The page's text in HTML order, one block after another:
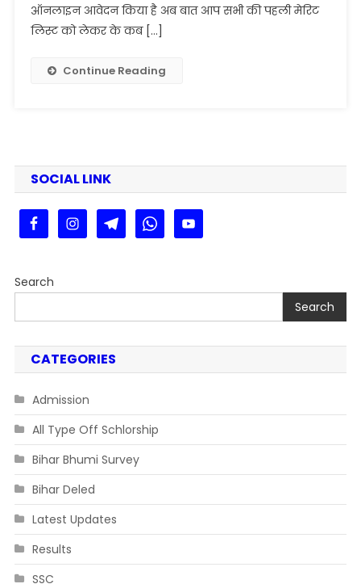
List
2025
–
ऑनलाइन आवेदन किया है अब बात आप सभी की पहली मेरिट
लिस्ट को लेकर के कब […]
Continue Reading
SOCIAL LINK
Search
Search
CATEGORIES
Admission
All Type Off Schlorship
Bihar Bhumi Survey
Bihar Deled
Latest Updates
Results
SSC